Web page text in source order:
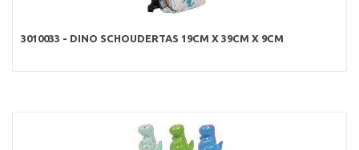
3010033 - DINO SCHOUDERTAS 19CM X 39CM X 9CM